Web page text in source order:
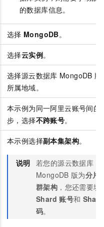
的数据库信息。
选择 MongoDB。
选择云实例。
选择源云数据库 MongoDB 版
所属地域。
本示例为同一阿里云账号间的
步，选择不跨账号。
本示例选择副本集架构。
说明 若您的源云数据库
MongoDB 版为分片
群架构 ，您还需要填
Shard 账号和 Shard
码。